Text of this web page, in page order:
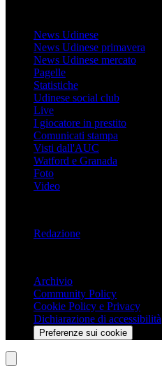
News Udinese
News Udinese primavera
News Udinese mercato
Pagelle
Statistiche
Udinese social club
Live
I giocatore in prestito
Comunicati stampa
Visti dall'AUC
Watford e Granada
Foto
Video
Redazione
Archivio
Community Policy
Cookie Policy e Privacy
Dichiarazione di accessibilità
Preferenze sui cookie